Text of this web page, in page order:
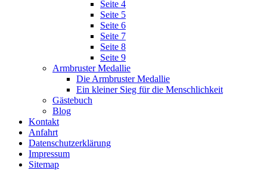
Seite 4
Seite 5
Seite 6
Seite 7
Seite 8
Seite 9
Armbruster Medallie
Die Armbruster Medallie
Ein kleiner Sieg für die Menschlichkeit
Gästebuch
Blog
Kontakt
Anfahrt
Datenschutzerklärung
Impressum
Sitemap